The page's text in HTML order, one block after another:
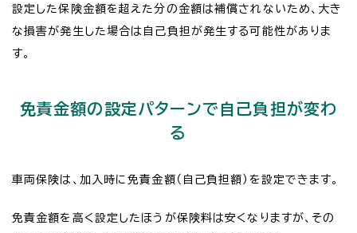
設定した保険金額を超えた分の金額は補償されないため、大き
な損害が発生した場合は自己負担が発生する可能性がありま
す。
免責金額の設定パターンで自己負担が変わ
る
車両保険は、加入時に免責金額（自己負担額）を設定できます。
免責金額を高く設定したほうが保険料は安くなりますが、その